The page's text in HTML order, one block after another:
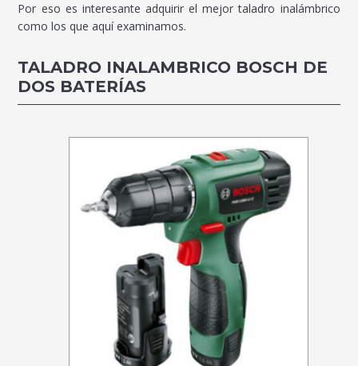
Por eso es interesante adquirir el mejor taladro inalámbrico
como los que aquí examinamos.
TALADRO INALAMBRICO BOSCH DE
DOS BATERÍAS